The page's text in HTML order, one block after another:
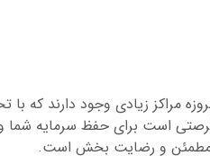
مراکز زیادی وجود دارند
است برای حفظ سرمایه شما و
مطمئن و رضایت بخش است.